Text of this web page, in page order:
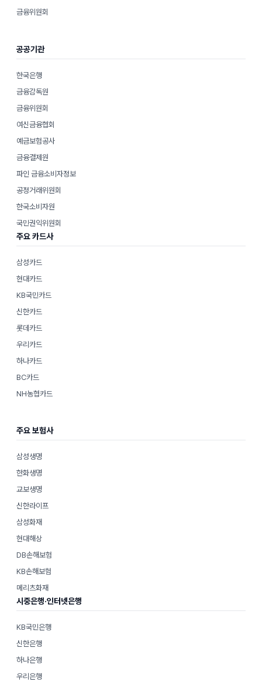
금융위원회
공공기관
한국은행
금융감독원
금융위원회
여신금융협회
예금보험공사
금융결제원
파인 금융소비자정보
공정거래위원회
한국소비자원
국민권익위원회
주요 카드사
삼성카드
현대카드
KB국민카드
신한카드
롯데카드
우리카드
하나카드
BC카드
NH농협카드
주요 보험사
삼성생명
한화생명
교보생명
신한라이프
삼성화재
현대해상
DB손해보험
KB손해보험
메리츠화재
시중은행·인터넷은행
KB국민은행
신한은행
하나은행
우리은행